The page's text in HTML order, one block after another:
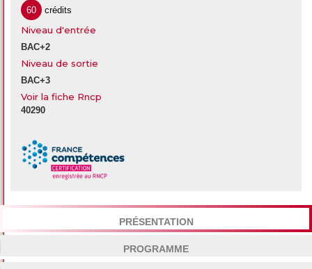
60 crédits
Niveau d'entrée
BAC+2
Niveau de sortie
BAC+3
Voir la fiche Rncp
40290
PRÉSENTATION
PROGRAMME